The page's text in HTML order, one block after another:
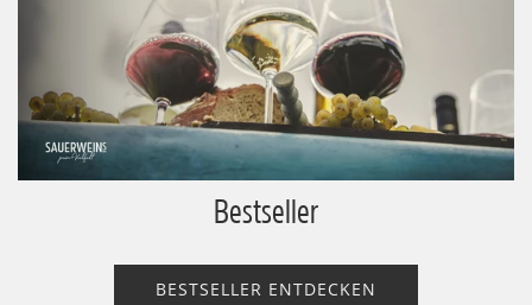
Bestseller
BESTSELLER ENTDECKEN